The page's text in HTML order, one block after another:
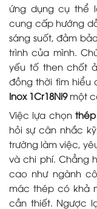
ứng dụng cụ thể
cung cấp hướng
sáng suốt, đảm
trình của mình.
yếu tố then chốt
đồng thời tìm hiểu
Inox 1Cr18Ni9một
Việc lựa chọnthép
hỏi sự cân nhắc
trường làm việc,
và chi phí. Chẳng
cao như ngành
mác thép có khả
cần thiết. Ngược